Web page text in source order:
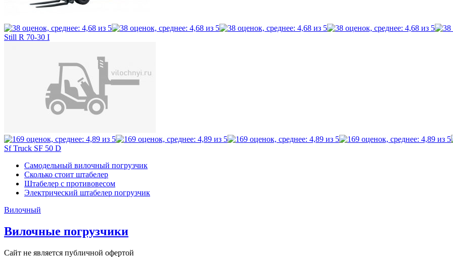
Still R 70-30 I
Sf Truck SF 50 D
Самодельный вилочный погрузчик
Сколько стоит штабелер
Штабелер с противовесом
Электрический штабелер погрузчик
Вилочный
Вилочные погрузчики
Сайт не является публичной офертой